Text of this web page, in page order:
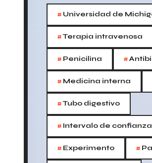
# Universidad de
#Terapia intravenosa
# Penicilina #
# Medicina interna
#Tubo digestivo
# Intervalo de confianza
# Experimento #